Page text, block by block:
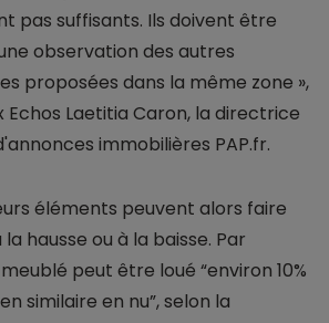
pas suffisants. Ils doivent être
observation des autres
proposées dans la même zone »,
Laetitia Caron, la directrice
immobilières PAP.fr.
éléments peuvent alors faire
hausse ou à la baisse. Par
peut être loué “environ 10%
similaire en nu”, selon la